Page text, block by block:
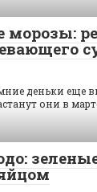
морозы:
деньки еще
они в